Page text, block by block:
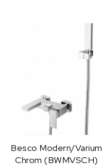
Besco Modern/Varium
Chrom (BWMVSCH)